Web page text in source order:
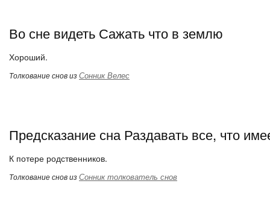
Во сне видеть Сажать что в землю
Хороший.
Толкование снов изСонник Велес
Предсказание сна Раздавать все, что
К потере родственников.
Толкование снов изСонник толкователь снов